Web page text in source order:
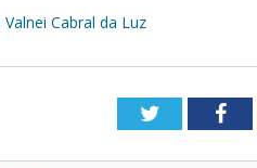
Cabral da Luz
Twitter